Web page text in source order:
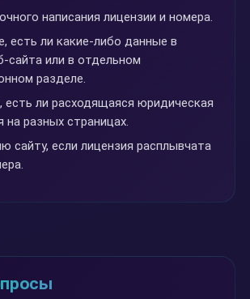
написания лицензии и номера.
есть ли какие-либо данные в
сайта или в отдельном
разделе.
есть ли расходящаяся юридическая
на разных страницах.
сайту, если лицензия расплывчата